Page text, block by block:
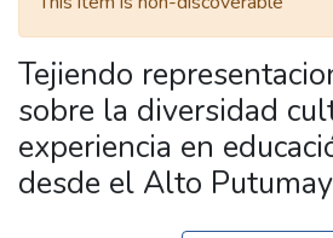
Tejiendo
sobre la diversidad
experiencia en
desde el Alto